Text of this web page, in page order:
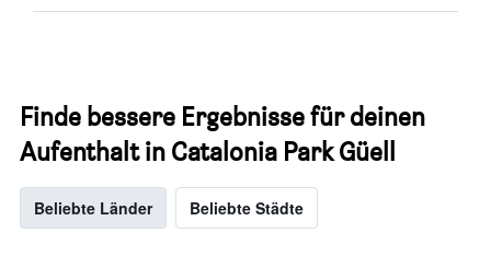
Finde bessere Ergebnisse für deinen
Aufenthalt in Catalonia Park Güell
Beliebte Länder Beliebte Städte